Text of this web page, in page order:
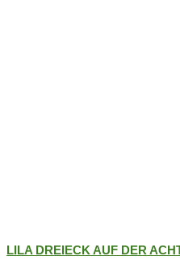
LILA DREIECK AUF DER